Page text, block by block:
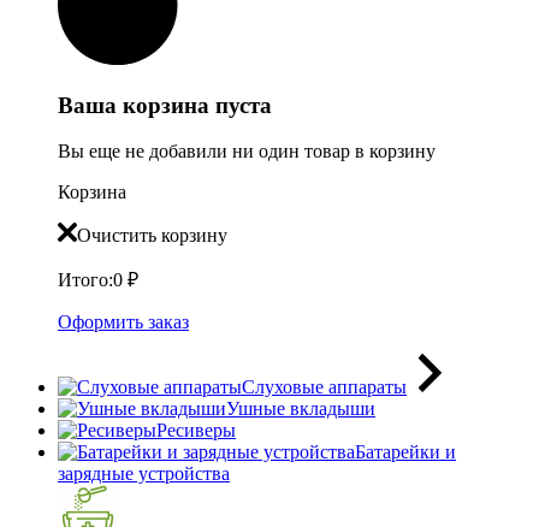
Ваша корзина пуста
Вы еще не добавили ни один товар в корзину
Корзина
Очистить корзину
Итого:0 ₽
Оформить заказ
Слуховые аппараты
Ушные вкладыши
Ресиверы
Батарейки и
зарядные устройства